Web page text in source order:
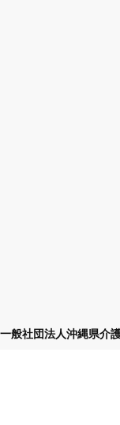
一般社団法人沖縄県介